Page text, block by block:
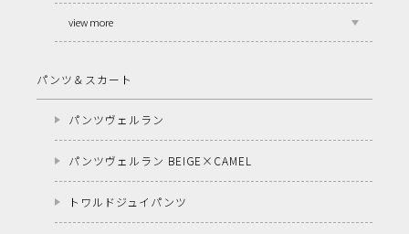
view more
パンツ＆スカート
パンツヴェルラン
パンツヴェルラン BEIGE×CAMEL
トワルドジュイパンツ